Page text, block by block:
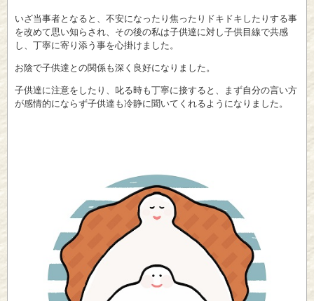
いざ当事者となると、不安になったり焦ったりドキドキしたりする事
を改めて思い知らされ、その後の私は子供達に対し子供目線で共感
し、丁寧に寄り添う事を心掛けました。
お陰で子供達との関係も深く良好になりました。
子供達に注意をしたり、叱る時も丁寧に接すると、まず自分の言い方
が感情的にならず子供達も冷静に聞いてくれるようになりました。